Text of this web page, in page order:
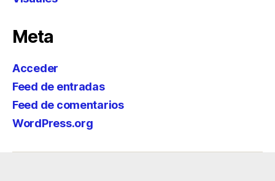
Meta
Acceder
Feed de entradas
Feed de comentarios
WordPress.org